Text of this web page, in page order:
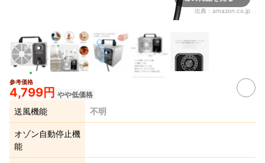
出典： amazon.co.jp
参考価格
4,799円 やや低価格
送風機能 不明
オゾン自動停止機
能